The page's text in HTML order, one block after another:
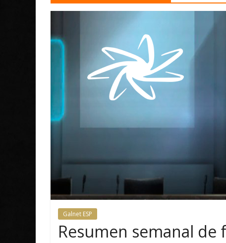
Galnet ESP
Resumen semanal de